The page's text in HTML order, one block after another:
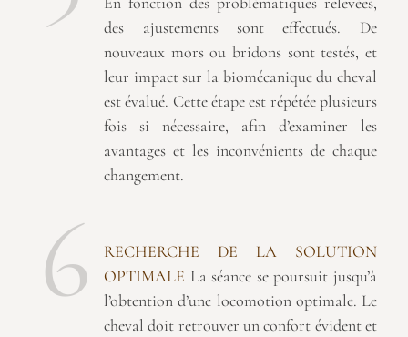
des ajustements sont effectués. De
nouveaux mors ou bridons sont testés, et
leur impact sur la biomécanique du cheval
est évalué. Cette étape est répétée plusieurs
fois si nécessaire, afin d’examiner les
avantages et les inconvénients de chaque
changement.
6
RECHERCHE DE LA SOLUTION
OPTIMALE La séance se poursuit jusqu’à
l’obtention d’une locomotion optimale. Le
cheval doit retrouver un confort évident et